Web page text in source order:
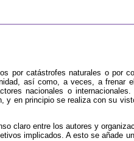
por catástrofes naturales o por
así como, a veces, a frenar
nacionales o
en principio se realiza con su
claro entre los autores y
implicados. A esto se añade